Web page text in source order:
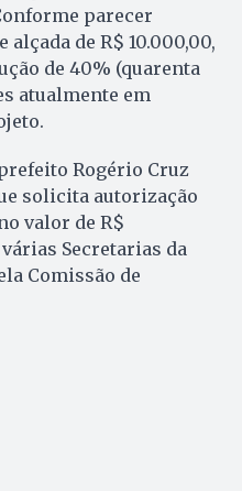
parecer
de R$ 10.000,00,
de 40% (quarenta
atualmente em
Rogério Cruz
solicita autorização
valor de R$
várias Secretarias da
Comissão de